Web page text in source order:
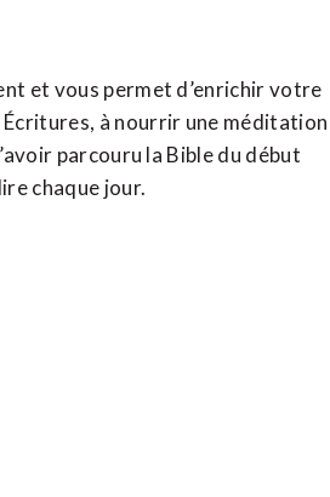
et vous permet d’enrichir votre
à nourrir une méditation
parcouru la Bible du début
chaque jour.